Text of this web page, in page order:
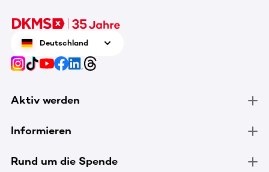
Deutschland
Aktiv werden
Informieren
Rund um die Spende